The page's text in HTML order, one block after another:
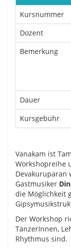
Kursnummer
Dozent
Bemerkung
Dauer
Kursgebühr
Vanakam ist
Workshopreihe
Devakuruparan
Gastmusiker
die Möglichkeit
Der Workshop
TänzerInnen,
Rhythmus sind.